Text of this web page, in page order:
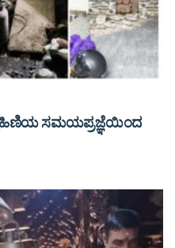
ಸಮಯಪ್ರಜ್ಞೆಯಿಂದ